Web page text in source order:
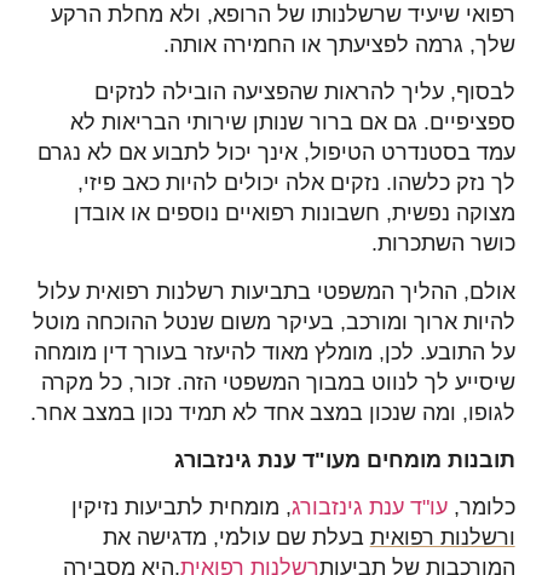
רפואי שיעיד שרשלנותו של הרופא, ולא מחלת הרקע
שלך, גרמה לפציעתך או החמירה אותה.
לבסוף, עליך להראות שהפציעה הובילה לנזקים
ספציפיים. גם אם ברור שנותן שירותי הבריאות לא
עמד בסטנדרט הטיפול, אינך יכול לתבוע אם לא נגרם
לך נזק כלשהו. נזקים אלה יכולים להיות כאב פיזי,
מצוקה נפשית, חשבונות רפואיים נוספים או אובדן
כושר השתכרות.
אולם, ההליך המשפטי בתביעות רשלנות רפואית עלול
להיות ארוך ומורכב, בעיקר משום שנטל ההוכחה מוטל
על התובע. לכן, מומלץ מאוד להיעזר בעורך דין מומחה
שיסייע לך לנווט במבוך המשפטי הזה. זכור, כל מקרה
לגופו, ומה שנכון במצב אחד לא תמיד נכון במצב אחר.
תובנות מומחים מעו"ד ענת גינזבורג
כלומר,עו"ד ענת גינזבורג, מומחית לתביעות נזיקין
ורשלנות רפואית בעלת שם עולמי, מדגישה את
המורכבות של תביעותרשלנות רפואית.היא מסבירה